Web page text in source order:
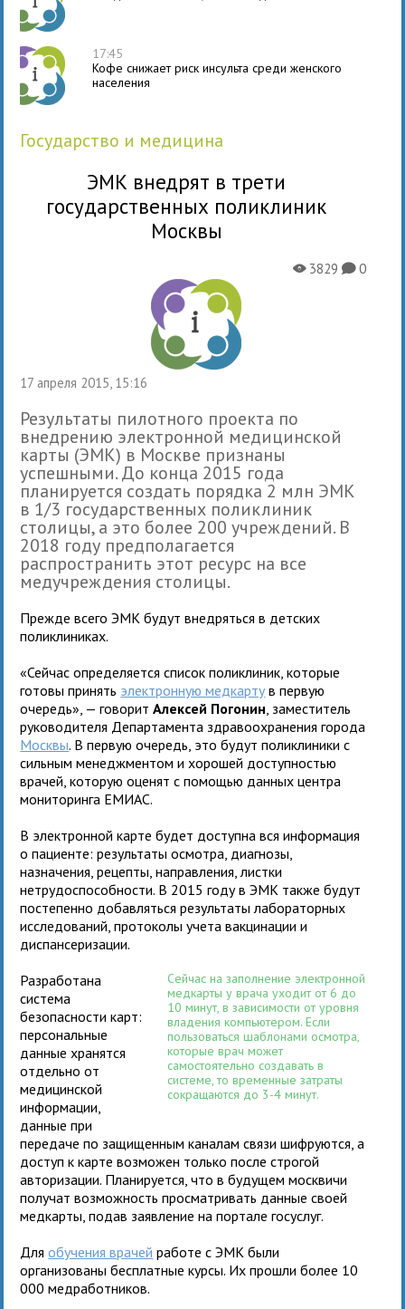
17:45
Кофе снижает риск инсульта среди женского
населения
государство и медицина
ЭМК внедрят в трети
государственных поликлиник
Москвы
17 апреля 2015, 15:16
X3829K0
Результаты пилотного проекта по
внедрению электронной медицинской
карты (ЭМК) в Москве признаны
успешными. До конца 2015 года
планируется создать порядка 2 млн ЭМК
в 1/3 государственных поликлиник
столицы, а это более 200 учреждений. В
2018 году предполагается
распространить этот ресурс на все
медучреждения столицы.
Прежде всего ЭМК будут внедряться в детских
поликлиниках.
«Сейчас определяется список поликлиник, которые
готовы принять электронную медкарту в первую
очередь», — говоритАлексей Погонин , заместитель
руководителя Департамента здравоохранения города
Москвы. В первую очередь, это будут поликлиники с
сильным менеджментом и хорошей доступностью
врачей, которую оценят с помощью данных центра
мониторинга ЕМИАС.
В электронной карте будет доступна вся информация
о пациенте: результаты осмотра, диагнозы,
назначения, рецепты, направления, листки
нетрудоспособности. В 2015 году в ЭМК также будут
постепенно добавляться результаты лабораторных
исследований, протоколы учета вакцинации и
диспансеризации.
Сейчас на заполнение электронной
медкарты у врача уходит от 6 до
10 минут, в зависимости от уровня
владения компьютером. Если
пользоваться шаблонами осмотра,
которые врач может
самостоятельно создавать в
системе, то временные затраты
сокращаются до 3-4 минут.
Разработана
система
безопасности карт:
персональные
данные хранятся
отдельно от
медицинской
информации,
данные при
передаче по защищенным каналам связи шифруются, а
доступ к карте возможен только после строгой
авторизации. Планируется, что в будущем москвичи
получат возможность просматривать данные своей
медкарты, подав заявление на портале госуслуг.
Дляобучения врачей работе с ЭМК были
организованы бесплатные курсы. Их прошли более 10
000 медработников.